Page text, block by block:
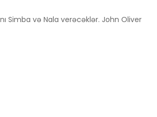
Simba və Nala verəcəklər. John Oliver